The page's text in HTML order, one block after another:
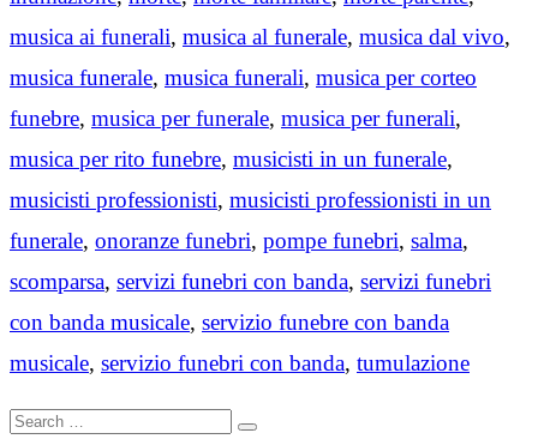
musica ai funerali, musica al funerale, musica dal vivo,
musica funerale, musica funerali, musica per corteo
funebre, musica per funerale, musica per funerali,
musica per rito funebre, musicisti in un funerale,
musicisti professionisti, musicisti professionisti in un
funerale, onoranze funebri, pompe funebri, salma,
scomparsa, servizi funebri con banda, servizi funebri
con banda musicale, servizio funebre con banda
musicale, servizio funebri con banda, tumulazione
Search
Search